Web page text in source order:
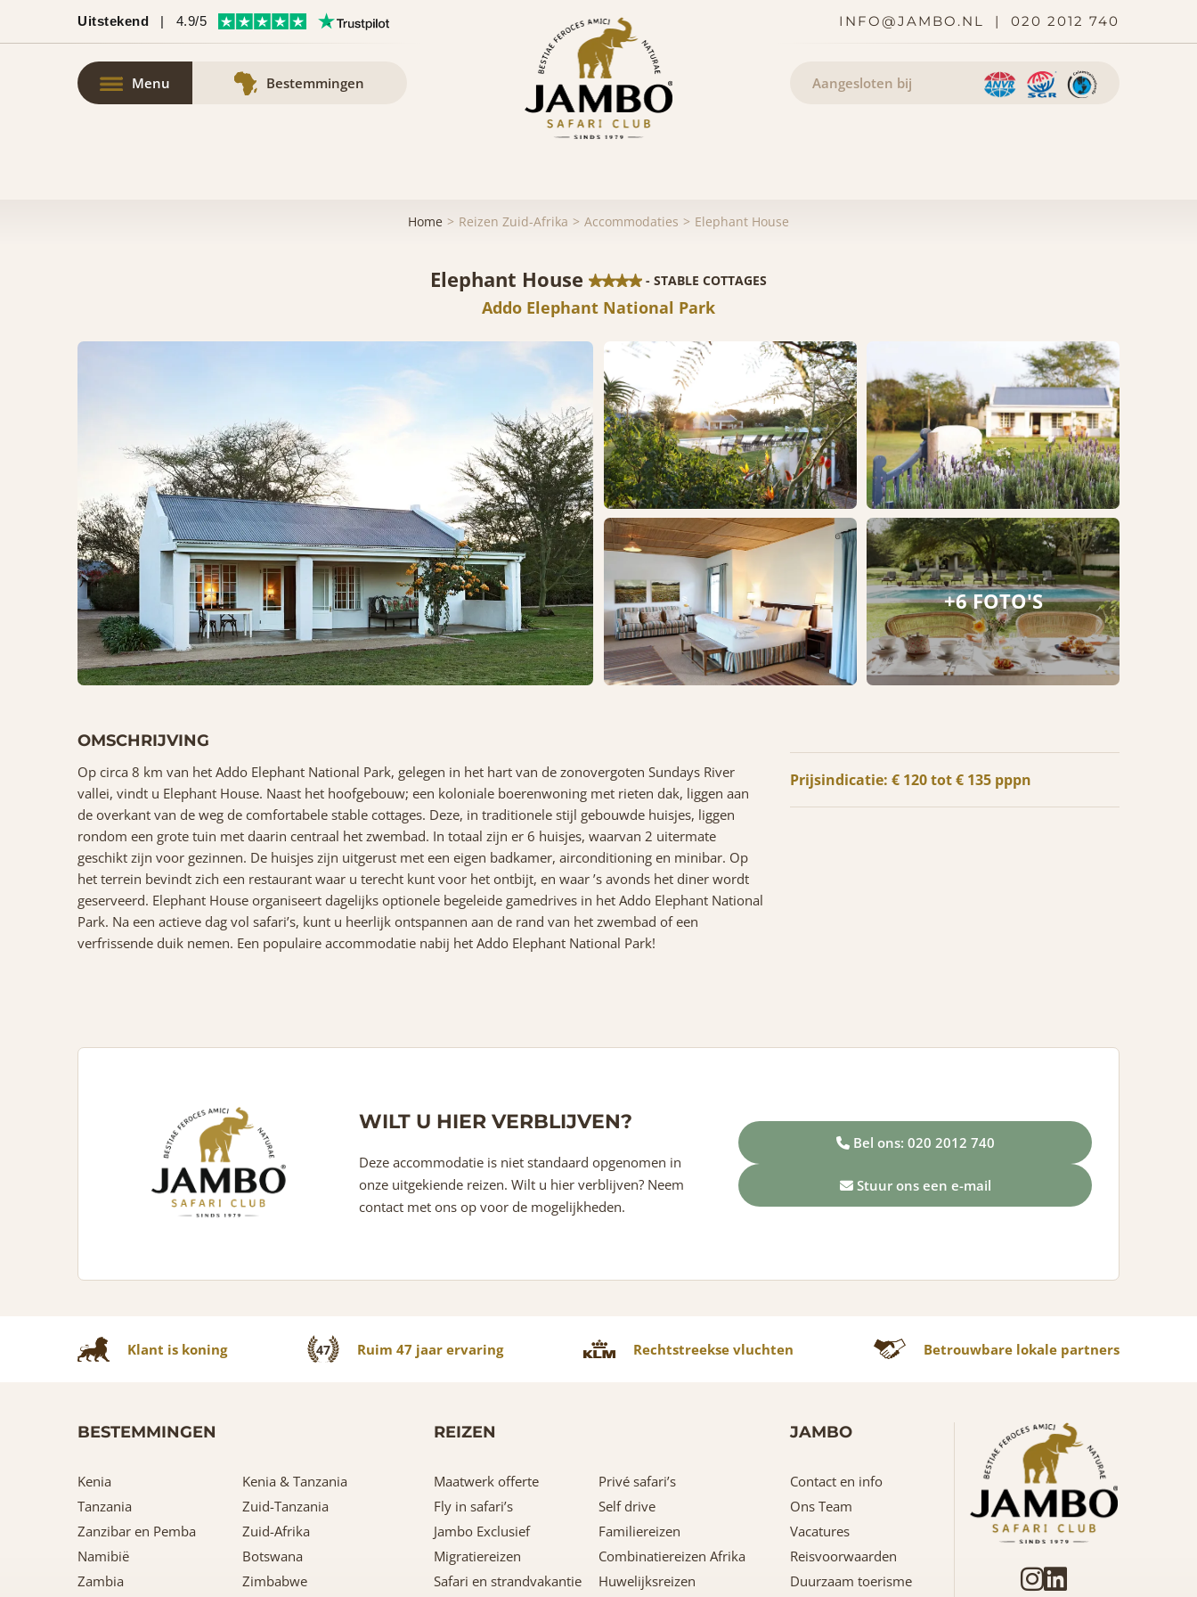
Uitstekend | 4.9/5 INFO@JAMBO.NL | 020 2012 740
Menu Bestemmingen Aangesloten bij
Home Reizen Zuid-Afrika Accommodaties Elephant House
Elephant House - STABLE COTTAGES
Addo Elephant National Park
+6 FOTO'S
OMSCHRIJVING
Op circa 8 km van het Addo Elephant National Park, gelegen in het hart van de zonovergoten Sundays River
vallei, vindt u Elephant House. Naast het hoofgebouw; een koloniale boerenwoning met rieten dak, liggen aan
de overkant van de weg de comfortabele stable cottages. Deze, in traditionele stijl gebouwde huisjes, liggen
rondom een grote tuin met daarin centraal het zwembad. In totaal zijn er 6 huisjes, waarvan 2 uitermate
geschikt zijn voor gezinnen. De huisjes zijn uitgerust met een eigen badkamer, airconditioning en minibar. Op
het terrein bevindt zich een restaurant waar u terecht kunt voor het ontbijt, en waar ’s avonds het diner wordt
geserveerd. Elephant House organiseert dagelijks optionele begeleide gamedrives in het Addo Elephant National
Park. Na een actieve dag vol safari’s, kunt u heerlijk ontspannen aan de rand van het zwembad of een
verfrissende duik nemen. Een populaire accommodatie nabij het Addo Elephant National Park!
Prijsindicatie: € 120 tot € 135 pppn
WILT U HIER VERBLIJVEN?
Deze accommodatie is niet standaard opgenomen in
onze uitgekiende reizen. Wilt u hier verblijven? Neem
contact met ons op voor de mogelijkheden.
Bel ons: 020 2012 740
Stuur ons een e-mail
Klant is koning 47 Ruim 47 jaar ervaring Rechtstreekse vluchten Betrouwbare lokale partners
BESTEMMINGEN
Kenia
Kenia & Tanzania
Tanzania
Zuid-Tanzania
Zanzibar en Pemba
Zuid-Afrika
Namibië
Botswana
Zambia
Zimbabwe
REIZEN
Maatwerk offerte
Privé safari’s
Fly in safari’s
Self drive
Jambo Exclusief
Familiereizen
Migratiereizen
Combinatiereizen Afrika
Safari en strandvakantie
Huwelijksreizen
JAMBO
Contact en info
Ons Team
Vacatures
Reisvoorwaarden
Duurzaam toerisme